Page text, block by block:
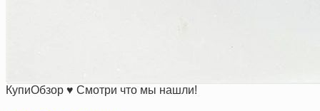
КупиОбзор ♥ Смотри что мы нашли!